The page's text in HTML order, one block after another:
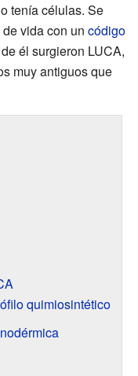
tenía células. Se
vida con un código
él surgieron LUCA,
muy antiguos que
quimiosintético